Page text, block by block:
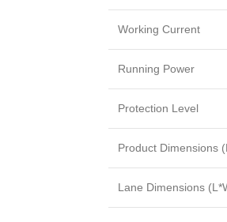
Working Current
Running Power
Protection Level
Product Dimensions
Lane Dimensions